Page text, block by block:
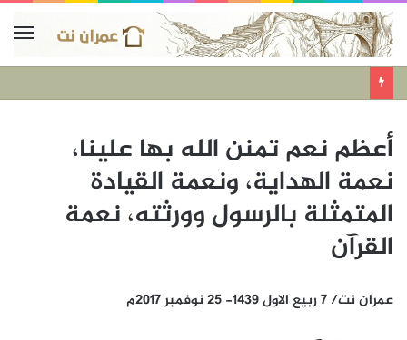
أعظم نعم تمنن الله بها علينا،
نعمة الهداية، ونعمة القيادة
المتمثلة بالرسول وورثته، نعمة
القرآن
عمران نت/ 7 ربيع الاول 1439- 25 نوفمبر 2017م